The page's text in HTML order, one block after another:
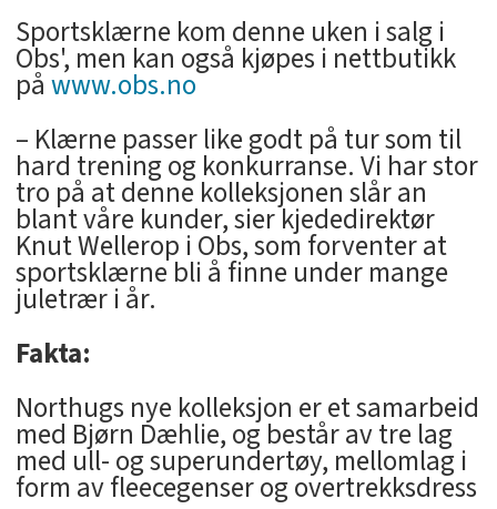
Sportsklærne kom denne uken i salg i
Obs', men kan også kjøpes i nettbutikk
påwww.obs.no
– Klærne passer like godt på tur som til
hard trening og konkurranse. Vi har stor
tro på at denne kolleksjonen slår an
blant våre kunder, sier kjededirektør
Knut Wellerop i Obs, som forventer at
sportsklærne bli å finne under mange
juletrær i år.
Fakta:
Northugs nye kolleksjon er et samarbeid
med Bjørn Dæhlie, og består av tre lag
med ull- og superundertøy, mellomlag i
form av fleecegenser og overtrekksdress